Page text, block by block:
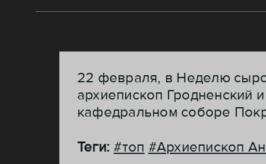
22 февраля, в Неделю
архиепископ
кафедральном соборе
Теги:#топ #Архиепископ